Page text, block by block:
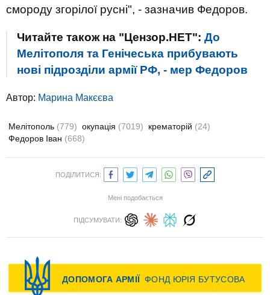
смороду згорілої русні", - зазначив Федоров.
Читайте також на "Цензор.НЕТ": До
Мелітополя та Генічеська прибувають
нові підрозділи армії РФ, - мер Федоров
Автор: Марина Макєєва
Мелітополь (779) окупація (7019) крематорій (24)
Федоров Іван (668)
ПОДІЛИТИСЯ:
Мені подобається
ПІДСУМУВАТИ: